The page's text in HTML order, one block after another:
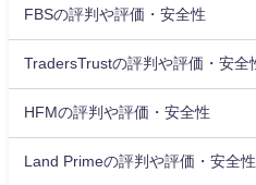
FBSの評判や評価・安全性
TradersTrustの評判や評価・安全
HFMの評判や評価・安全性
Land Primeの評判や評価・安全性